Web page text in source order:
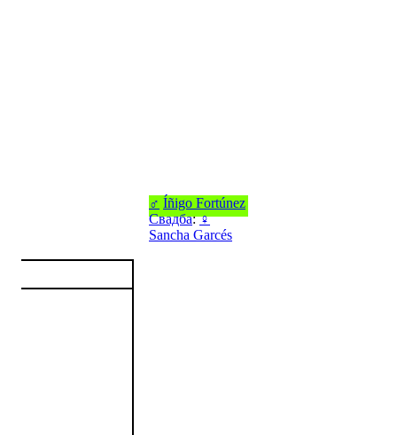
♂ Íñigo Fortúnez
Свадба:♀
Sancha Garcés